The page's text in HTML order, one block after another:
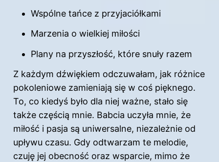
Wspólne tańce z przyjaciółkami
Marzenia o wielkiej miłości
Plany na przyszłość, które snuły razem
Z każdym dźwiękiem odczuwałam, jak różnice
pokoleniowe zamieniają się w coś pięknego.
To, co kiedyś było dla niej ważne, stało się
także częścią mnie. Babcia uczyła mnie, że
miłość i pasja są uniwersalne, niezależnie od
upływu czasu. Gdy odtwarzam te melodie,
czuję jej obecność oraz wsparcie, mimo że